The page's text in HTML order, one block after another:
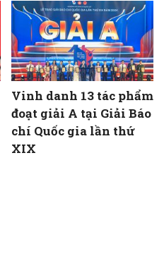
Vinh danh 13 tác phẩm
đoạt giải A tại Giải Báo
chí Quốc gia lần thứ
XIX